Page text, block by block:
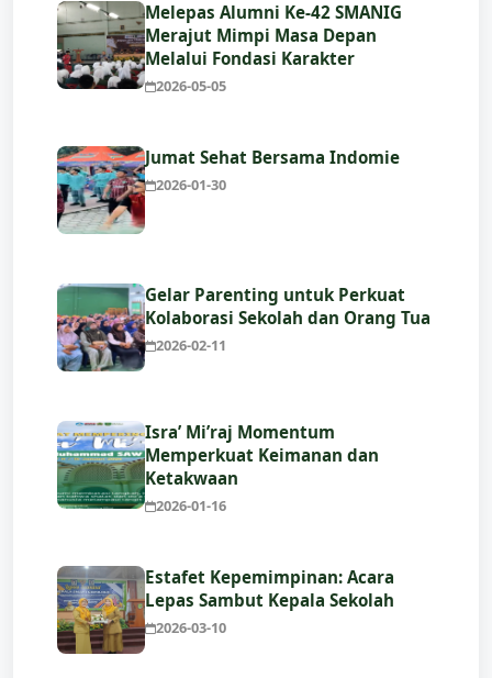
Melepas Alumni Ke-42 SMANIG
Merajut Mimpi Masa Depan
Melalui Fondasi Karakter
2026-05-05
Jumat Sehat Bersama Indomie
2026-01-30
Gelar Parenting untuk Perkuat
Kolaborasi Sekolah dan Orang Tua
2026-02-11
Isra’ Mi’raj Momentum
Memperkuat Keimanan dan
Ketakwaan
2026-01-16
Estafet Kepemimpinan: Acara
Lepas Sambut Kepala Sekolah
2026-03-10